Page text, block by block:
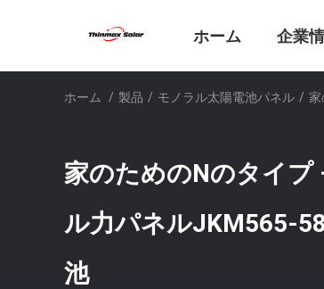
ホーム 企業
ホーム / 製品 / モノラル太陽電池パネル / 家
家のためのNのタイプ
ル力パネルJKM565-
池